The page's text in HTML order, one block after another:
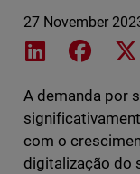
27 November
Share onShare
A demanda por
com o
digitalização do